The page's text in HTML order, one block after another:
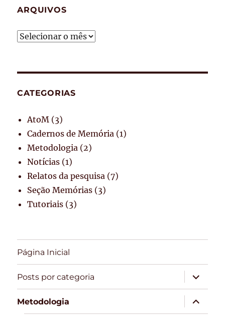
ARQUIVOS
Arquivos
CATEGORIAS
AtoM (3)
Cadernos de Memória (1)
Metodologia (2)
Notícias (1)
Relatos da pesquisa (7)
Seção Memórias (3)
Tutoriais (3)
Página Inicial
Posts por categoria
expandir
Metodologia
expandir